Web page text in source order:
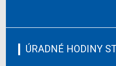
ÚRADNÉ HODINY